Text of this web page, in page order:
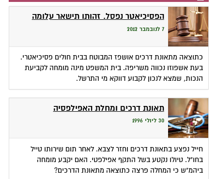
הפסיכיאטר נפסל. זהותו תישאר עלומה
7 לנובמבר 2012
כתוצאה מתאונת דרכים אושפז המבוטח בבית חולים פסיכיאטרי.
בעת אשפוזו נכווה משריפה. בית המשפט מינה מומחה לקביעת
הנכות, שמצא לנכון לקבוע דווקא מי התרשל.
תאונת דרכים ומחלת האפילפסיה
30 ליולי 1996
חייל נפצע בתאונת דרכים וחזר לצבא. לאחר תום שירותו טייל
בחו"ל. טיולו נקטע בשל התקף אפילפטי. האם יקבע מומחה
ביהמ"ש כי המחלה פרצה כתוצאה מתאונת הדרכים?